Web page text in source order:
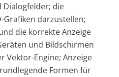
Dialogfelder; die
Grafiken darzustellen;
die korrekte Anzeige
und Bildschirmen
Vektor-Engine; Anzeige
Formen für